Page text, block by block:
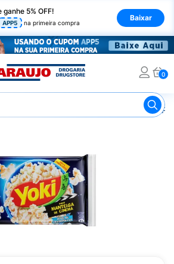
ganhe 5% OFF!
APP5 na primeira compra
Baixar
0
Pipoca